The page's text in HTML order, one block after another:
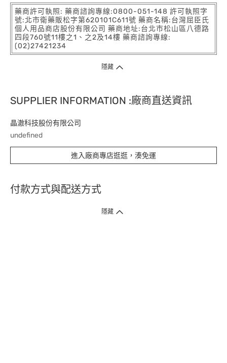
藥商許可執照: 藥商諮詢專線:0800-051-148 許可執照字
號:北市衛藥販松字第620101C611號 藥商名稱:台灣屈臣氏
個人用品商店股份有限公司 藥商地址:台北市松山區八德路
四段760號11樓之1、之2及14樓 藥商諮詢專線:
(02)27421234
隱藏
SUPPLIER INFORMATION :廠商直送資訊
晶澈科技股份有限公司
undefined
進入廠商專店逛逛，湊免運
付款方式與配送方式
隱藏